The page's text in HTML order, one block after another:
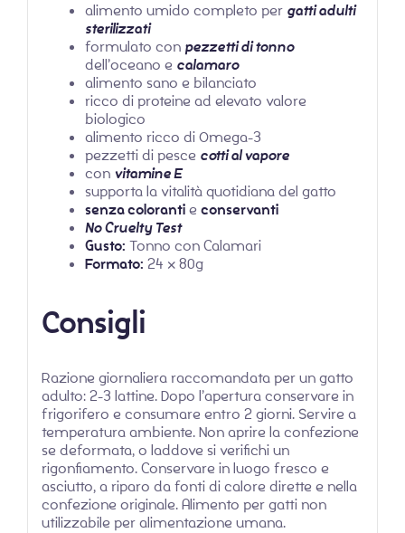
alimento umido completo per gatti adulti
sterilizzati
formulato con pezzetti di tonno
dell’oceano e calamaro
alimento sano e bilanciato
ricco di proteine ad elevato valore
biologico
alimento ricco di Omega-3
pezzetti di pesce cotti al vapore
con vitamine E
supporta la vitalità quotidiana del gatto
senza colorantie conservanti
No Cruelty Test
Gusto: Tonno con Calamari
Formato: 24 x 80g
Consigli
Razione giornaliera raccomandata per un gatto
adulto: 2-3 lattine. Dopo l’apertura conservare in
frigorifero e consumare entro 2 giorni. Servire a
temperatura ambiente. Non aprire la confezione
se deformata, o laddove si verifichi un
rigonfiamento. Conservare in luogo fresco e
asciutto, a riparo da fonti di calore dirette e nella
confezione originale. Alimento per gatti non
utilizzabile per alimentazione umana.